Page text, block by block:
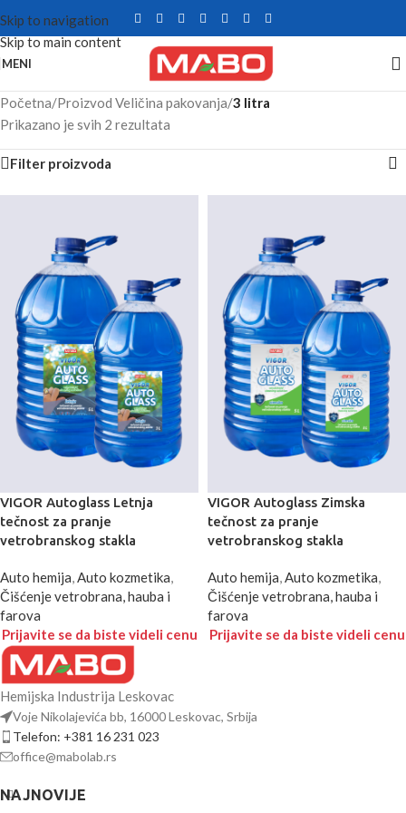
Skip to navigation
Skip to main content
MENI
Početna/Proizvod Veličina pakovanja/3 litra
Prikazano je svih 2 rezultata
Filter proizvoda
VIGOR Autoglass Letnja
tečnost za pranje
vetrobranskog stakla
Auto hemija,Auto kozmetika,
Čišćenje vetrobrana, hauba i
farova
Prijavite se da biste videli cenu
VIGOR Autoglass Zimska
tečnost za pranje
vetrobranskog stakla
Auto hemija,Auto kozmetika,
Čišćenje vetrobrana, hauba i
farova
Prijavite se da biste videli cenu
Hemijska Industrija Leskovac
Voje Nikolajevića bb, 16000 Leskovac, Srbija
Telefon: +381 16 231 023
office@mabolab.rs
NAJNOVIJE